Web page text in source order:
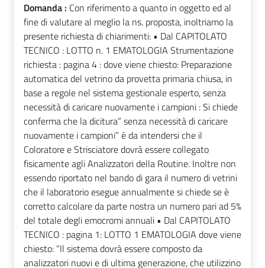
Domanda : Con riferimento a quanto in oggetto ed al
fine di valutare al meglio la ns. proposta, inoltriamo la
presente richiesta di chiarimenti: • Dal CAPITOLATO
TECNICO : LOTTO n. 1 EMATOLOGIA Strumentazione
richiesta : pagina 4 : dove viene chiesto: Preparazione
automatica del vetrino da provetta primaria chiusa, in
base a regole nel sistema gestionale esperto, senza
necessità di caricare nuovamente i campioni : Si chiede
conferma che la dicitura” senza necessità di caricare
nuovamente i campioni” è da intendersi che il
Coloratore e Strisciatore dovrà essere collegato
fisicamente agli Analizzatori della Routine. Inoltre non
essendo riportato nel bando di gara il numero di vetrini
che il laboratorio esegue annualmente si chiede se è
corretto calcolare da parte nostra un numero pari ad 5%
del totale degli emocromi annuali • Dal CAPITOLATO
TECNICO : pagina 1: LOTTO 1 EMATOLOGIA dove viene
chiesto: “Il sistema dovrà essere composto da
analizzatori nuovi e di ultima generazione, che utilizzino